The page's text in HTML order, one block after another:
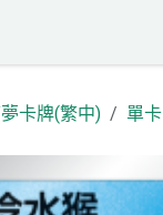
卡牌(繁中) 單卡